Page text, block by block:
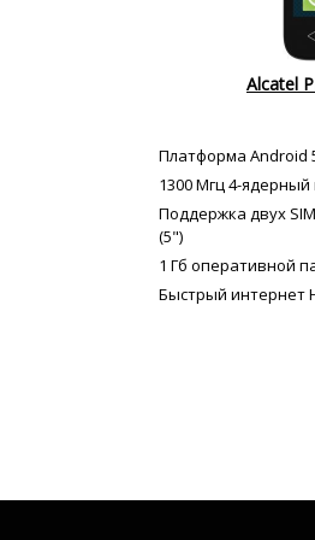
Alcatel
Платформа Android
1300 Мгц 4-ядерный
Поддержка двух
(5")
1 Гб оперативной
Быстрый интернет